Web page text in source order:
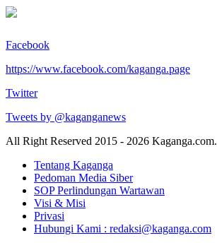
Facebook
https://www.facebook.com/kaganga.page
Twitter
Tweets by @kaganganews
All Right Reserved 2015 - 2026 Kaganga.com.
Tentang Kaganga
Pedoman Media Siber
SOP Perlindungan Wartawan
Visi & Misi
Privasi
Hubungi Kami : redaksi@kaganga.com